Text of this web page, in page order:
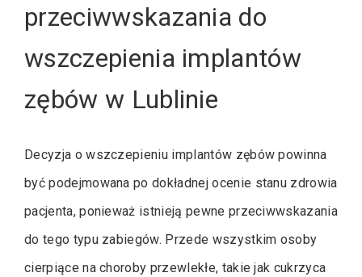
przeciwwskazania do
wszczepienia implantów
zębów w Lublinie
Decyzja o wszczepieniu implantów zębów powinna
być podejmowana po dokładnej ocenie stanu zdrowia
pacjenta, ponieważ istnieją pewne przeciwwskazania
do tego typu zabiegów. Przede wszystkim osoby
cierpiące na choroby przewlekłe, takie jak cukrzyca